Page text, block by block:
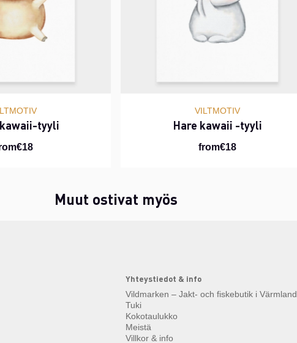
tyyli
VILTMOTIV
Hare kawaii -tyyli
from€18
Muut ostivat myös
Yhteystiedot & info
Vildmarken – Jakt- och fiskebutik i Värmland
Tuki
Kokotaulukko
Meistä
Villkor & info